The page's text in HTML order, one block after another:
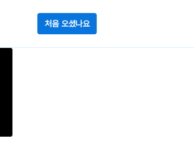
처음 오셨나요